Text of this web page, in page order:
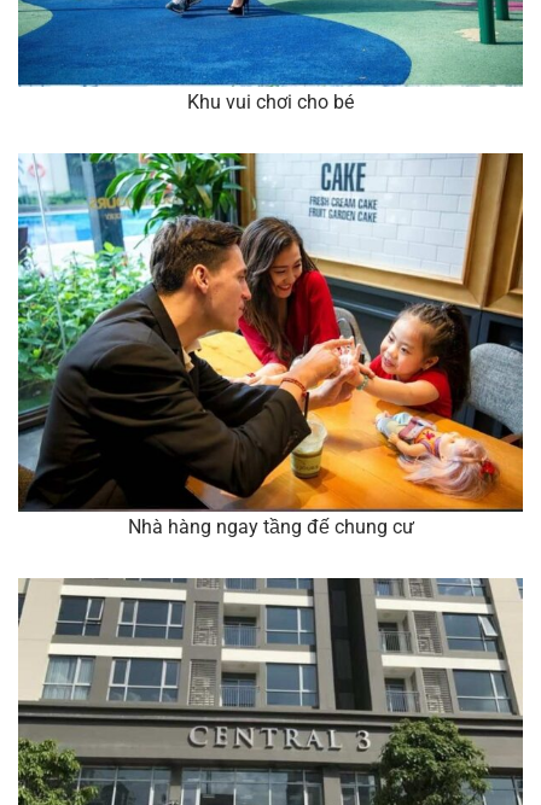
Khu vui chơi cho bé
Nhà hàng ngay tầng đế chung cư